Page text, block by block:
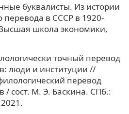
буквалисты. Из истории
перевода в СССР в 1920-
школа экономики,
точный перевод
люди и институции //
перевод
/ сост. М. Э. Баскина. СПб.: